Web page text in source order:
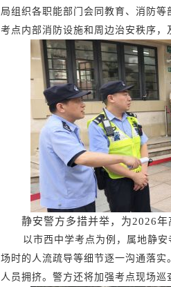
局组织各职能部门会同教育、消防
考点内部消防设施和周边治安秩序，
静安警方多措并举，为2026
以市西中学考点为例，属地静
场时的人流疏导等细节逐一沟通落
人员拥挤。警方还将加强考点现场巡